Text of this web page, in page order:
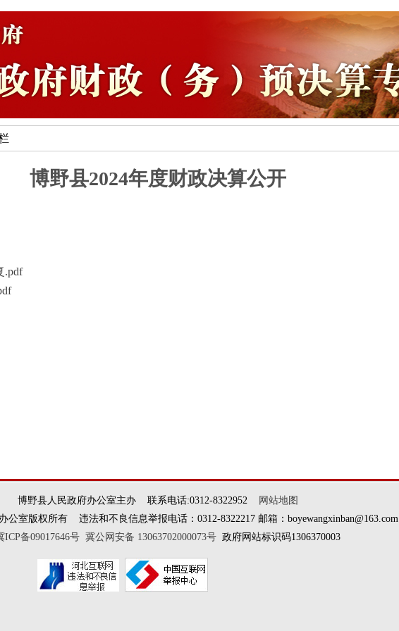
博野县2024年度财政决算公开
.pdf
博野县人民政府办公室主办 联系电话:0312-8322952
网站地图
室版权所有 违法和不良信息举报电话：0312-8322217 邮箱：boyewangxinban@163.com
ICP备09017646号 冀公网安备 13063702000073号 政府网站标识码1306370003